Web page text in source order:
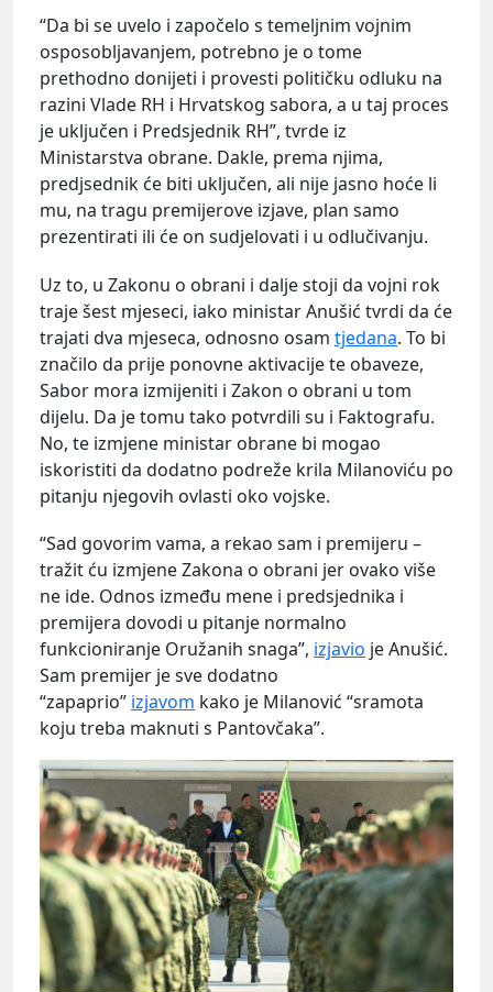
“Da bi se uvelo i započelo s temeljnim vojnim
osposobljavanjem, potrebno je o tome
prethodno donijeti i provesti političku odluku na
razini Vlade RH i Hrvatskog sabora, a u taj proces
je uključen i Predsjednik RH”, tvrde iz
Ministarstva obrane. Dakle, prema njima,
predjsednik će biti uključen, ali nije jasno hoće li
mu, na tragu premijerove izjave, plan samo
prezentirati ili će on sudjelovati i u odlučivanju.
Uz to, u Zakonu o obrani i dalje stoji da vojni rok
traje šest mjeseci, iako ministar Anušić tvrdi da će
trajati dva mjeseca, odnosno osam tjedana. To bi
značilo da prije ponovne aktivacije te obaveze,
Sabor mora izmijeniti i Zakon o obrani u tom
dijelu. Da je tomu tako potvrdili su i Faktografu.
No, te izmjene ministar obrane bi mogao
iskoristiti da dodatno podreže krila Milanoviću po
pitanju njegovih ovlasti oko vojske.
“Sad govorim vama, a rekao sam i premijeru –
tražit ću izmjene Zakona o obrani jer ovako više
ne ide. Odnos između mene i predsjednika i
premijera dovodi u pitanje normalno
funkcioniranje Oružanih snaga”, izjavio je Anušić.
Sam premijer je sve dodatno
“zapaprio” izjavom kako je Milanović “sramota
koju treba maknuti s Pantovčaka”.